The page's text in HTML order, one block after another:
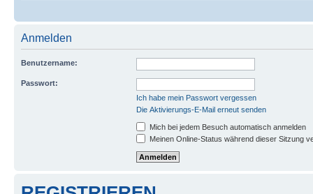
Anmelden
Benutzername:
Passwort:
Ich habe mein Passwort vergessen
Die Aktivierungs-E-Mail erneut senden
Mich bei jedem Besuch automatisch anmelden
Meinen Online-Status während dieser Sitzung